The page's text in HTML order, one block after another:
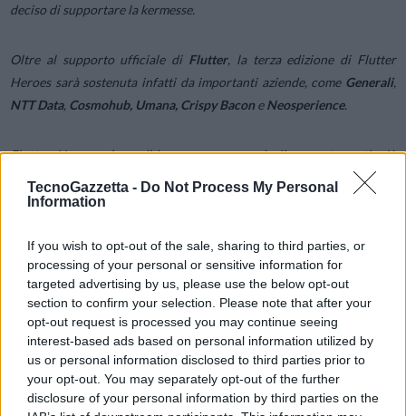
TecnoGazzetta - Do Not Process My Personal
Information
If you wish to opt-out of the sale, sharing to third parties, or
processing of your personal or sensitive information for
targeted advertising by us, please use the below opt-out
section to confirm your selection. Please note that after your
opt-out request is processed you may continue seeing
interest-based ads based on personal information utilized by
us or personal information disclosed to third parties prior to
your opt-out. You may separately opt-out of the further
disclosure of your personal information by third parties on the
deciso di supportare la kermesse.
Oltre al supporto ufficiale di Flutter, la terza edizione di Flutter
Heroes sarà sostenuta infatti da importanti aziende, come Generali,
NTT Data, Cosmohub, Umana, Crispy BaconeNeosperience.
Flutter Heroes si candida a essere uno degli appuntamenti più
importanti dal punto di vista tecnologico italiano e la scelta di Torino
come città di riferimento non è casuale.
Il capoluogo piemontese è da sempre un luogo d’eccellenza dove le
nuove tecnologie e le innovazioni prendono forma attirando
l’attenzione di un pubblico molto ampio e interessati, anche di tipo
internazionale.
La conferenza è aperta a tutti glisviluppatori Flutter, dagli esperti ai
neofiti, consentendo a ciascuno di imparare e condividere